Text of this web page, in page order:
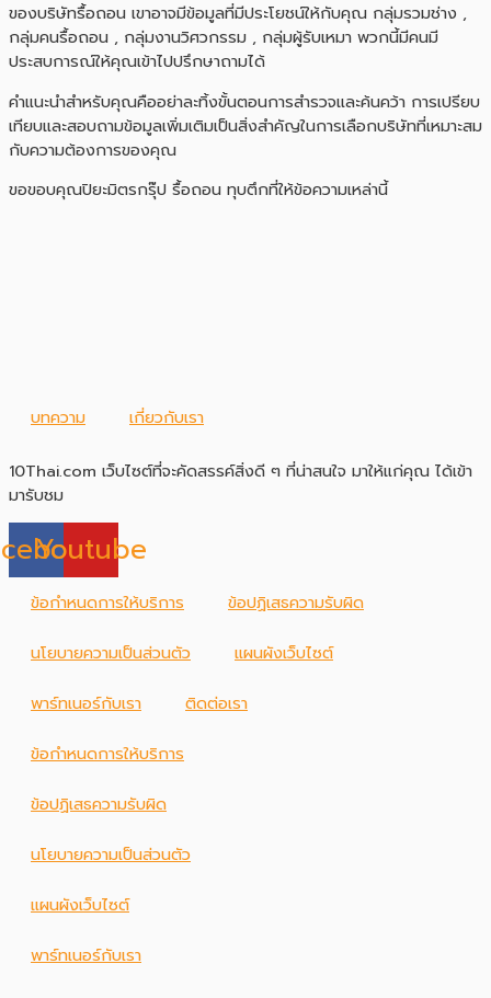
ของบริษัทรื้อถอน เขาอาจมีข้อมูลที่มีประโยชน์ให้กับคุณ กลุ่มรวมช่าง ,
กลุ่มคนรื้อถอน , กลุ่มงานวิศวกรรม , กลุ่มผู้รับเหมา พวกนี้มีคนมี
ประสบการณ์ให้คุณเข้าไปปรึกษาถามได้
คำแนะนำสำหรับคุณคืออย่าละทิ้งขั้นตอนการสำรวจและค้นคว้า การเปรียบ
เทียบและสอบถามข้อมูลเพิ่มเติมเป็นสิ่งสำคัญในการเลือกบริษัทที่เหมาะสม
กับความต้องการของคุณ
ขอขอบคุณปิยะมิตรกรุ๊ป รื้อถอน ทุบตึกที่ให้ข้อความเหล่านี้
บทความ เกี่ยวกับเรา
10Thai.com เว็บไซต์ที่จะคัดสรรค์สิ่งดี ๆ ที่น่าสนใจ มาให้แก่คุณ ได้เข้า
มารับชม
Youtube
ข้อกำหนดการให้บริการ ข้อปฏิเสธความรับผิด
นโยบายความเป็นส่วนตัว แผนผังเว็บไซต์
พาร์ทเนอร์กับเรา ติดต่อเรา
ข้อกำหนดการให้บริการ
ข้อปฏิเสธความรับผิด
นโยบายความเป็นส่วนตัว
แผนผังเว็บไซต์
พาร์ทเนอร์กับเรา